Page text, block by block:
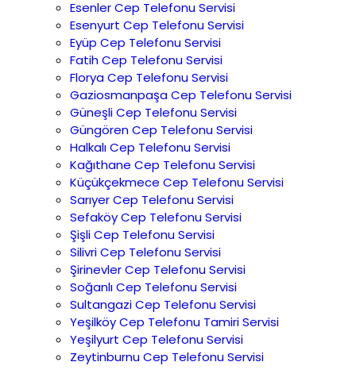
Esenler Cep Telefonu Servisi
Esenyurt Cep Telefonu Servisi
Eyüp Cep Telefonu Servisi
Fatih Cep Telefonu Servisi
Florya Cep Telefonu Servisi
Gaziosmanpaşa Cep Telefonu Servisi
Güneşli Cep Telefonu Servisi
Güngören Cep Telefonu Servisi
Halkalı Cep Telefonu Servisi
Kağıthane Cep Telefonu Servisi
Küçükçekmece Cep Telefonu Servisi
Sarıyer Cep Telefonu Servisi
Sefaköy Cep Telefonu Servisi
Şişli Cep Telefonu Servisi
Silivri Cep Telefonu Servisi
Şirinevler Cep Telefonu Servisi
Soğanlı Cep Telefonu Servisi
Sultangazi Cep Telefonu Servisi
Yeşilköy Cep Telefonu Tamiri Servisi
Yeşilyurt Cep Telefonu Servisi
Zeytinburnu Cep Telefonu Servisi